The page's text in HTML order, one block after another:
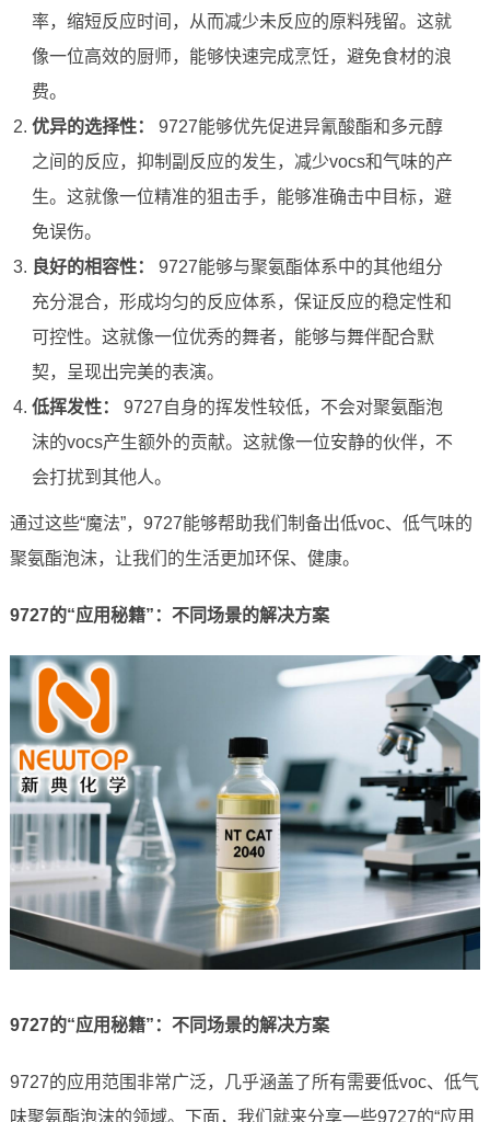
率，缩短反应时间，从而减少未反应的原料残留。这就
像一位高效的厨师，能够快速完成烹饪，避免食材的浪
费。
优异的选择性：
9727能够优先促进异氰酸酯和多元醇
之间的反应，抑制副反应的发生，减少vocs和气味的产
生。这就像一位精准的狙击手，能够准确击中目标，避
免误伤。
良好的相容性：
9727能够与聚氨酯体系中的其他组分
充分混合，形成均匀的反应体系，保证反应的稳定性和
可控性。这就像一位优秀的舞者，能够与舞伴配合默
契，呈现出完美的表演。
低挥发性：
9727自身的挥发性较低，不会对聚氨酯泡
沫的vocs产生额外的贡献。这就像一位安静的伙伴，不
会打扰到其他人。
通过这些“魔法”，9727能够帮助我们制备出低voc、低气味的
聚氨酯泡沫，让我们的生活更加环保、健康。
9727的“应用秘籍”：不同场景的解决方案
9727的“应用秘籍”：不同场景的解决方案
9727的应用范围非常广泛，几乎涵盖了所有需要低voc、低气
味聚氨酯泡沫的领域。下面，我们就来分享一些9727的“应用